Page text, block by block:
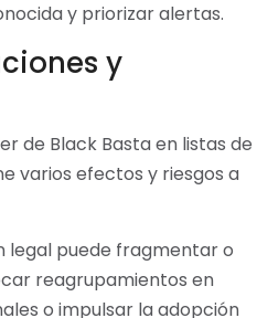
y priorizar alertas.
y
de Black Basta en listas de
varios efectos y riesgos a
legal puede fragmentar o
reagrupamientos en
o impulsar la adopción